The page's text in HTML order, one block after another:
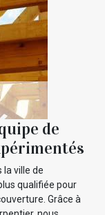
de
la ville de
qualifiée pour
Grâce à